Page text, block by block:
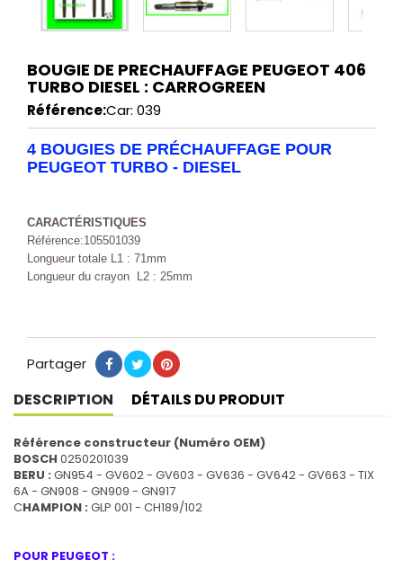
BOUGIE DE PRECHAUFFAGE PEUGEOT 406
TURBO DIESEL : CARROGREEN
Référence:Car: 039
4 BOUGIES DE PRÉCHAUFFAGE POUR
PEUGEOT TURBO - DIESEL
CARACTÉRISTIQUES
Référence:105501039
Longueur totale L1 : 71mm
Longueur du crayon L2 : 25mm
Partager
Partager
TweetPinterest
DESCRIPTION DÉTAILS DU PRODUIT
Référence constructeur (Numéro OEM)
BOSCH 0250201039
BERU : GN954 - GV602 - GV603 - GV636 - GV642 - GV663 - TIX
6A - GN908 - GN909 - GN917
CHAMPION : GLP 001 - CH189/102
POUR PEUGEOT :